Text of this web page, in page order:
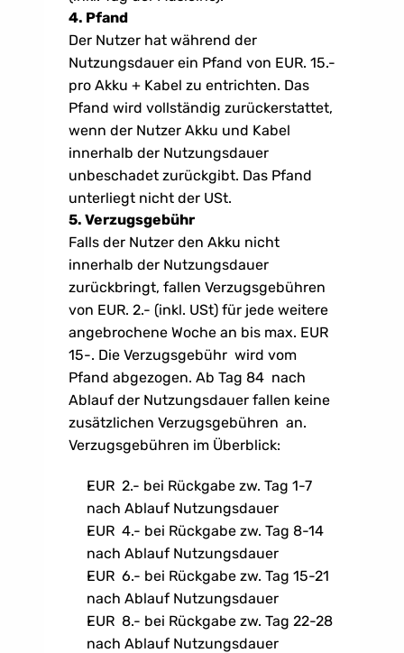
4. Pfand
Der Nutzer hat während der
Nutzungsdauer ein Pfand von EUR. 15.-
pro Akku + Kabel zu entrichten. Das
Pfand wird vollständig zurückerstattet,
wenn der Nutzer Akku und Kabel
innerhalb der Nutzungsdauer
unbeschadet zurückgibt. Das Pfand
unterliegt nicht der USt.
5. Verzugsgebühr
Falls der Nutzer den Akku nicht
innerhalb der Nutzungsdauer
zurückbringt, fallen Verzugsgebühren
von EUR. 2.- (inkl. USt) für jede weitere
angebrochene Woche an bis max. EUR
15-. Die Verzugsgebühr  wird vom
Pfand abgezogen. Ab Tag 84  nach
Ablauf der Nutzungsdauer fallen keine
zusätzlichen Verzugsgebühren  an.
Verzugsgebühren im Überblick:
EUR  2.- bei Rückgabe zw. Tag 1-7
nach Ablauf Nutzungsdauer
EUR  4.- bei Rückgabe zw. Tag 8-14
nach Ablauf Nutzungsdauer
EUR  6.- bei Rückgabe zw. Tag 15-21
nach Ablauf Nutzungsdauer
EUR  8.- bei Rückgabe zw. Tag 22-28
nach Ablauf Nutzungsdauer